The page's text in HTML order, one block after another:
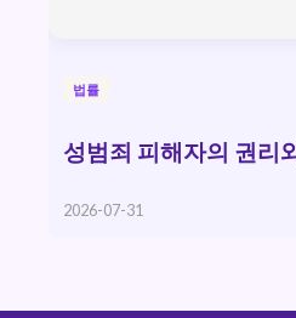
법률
성범죄 피해자의 권리
2026-07-31